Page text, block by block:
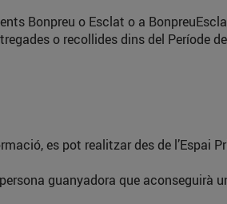
Bonpreu o Esclat o a
o recollides dins del Període
es pot realitzar des de l’Espai
guanyadora que aconseguirà